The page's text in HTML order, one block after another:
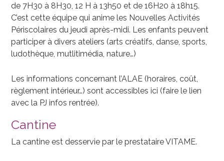
de 7H30 à 8H30, 12 H à 13h50 et de 16H20 à 18h15.
C’est cette équipe qui anime les Nouvelles Activités
Périscolaires du jeudi après-midi. Les enfants peuvent
participer à divers ateliers (arts créatifs, danse, sports,
ludothèque, mutlitimédia, nature…)
Les informations concernant l’ALAE (horaires, coût,
règlement intérieur…) sont accessibles ici (faire le lien
avec la PJ infos rentrée).
Cantine
La cantine est desservie par le prestataire VITAME.